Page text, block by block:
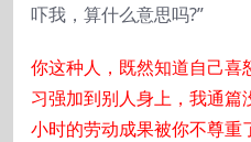
吓我，算什么意思吗?”
你这种人，既然知道自己
习强加到别人身上，我通
小时的劳动成果被你不尊重